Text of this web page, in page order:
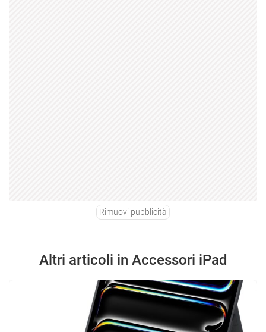
Rimuovi pubblicità
Altri articoli in Accessori iPad